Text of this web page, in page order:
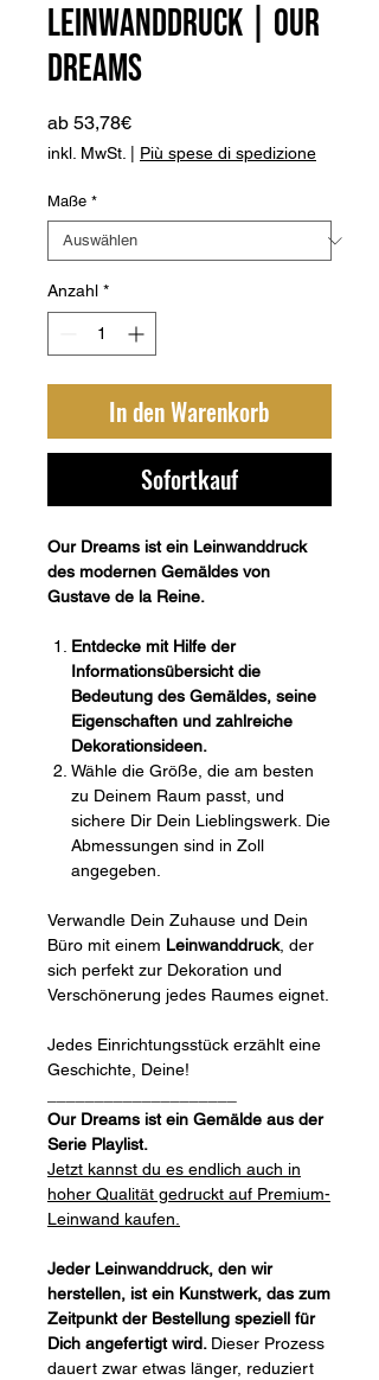
Leinwanddruck | Our
Dreams
ab 53,78€Sale-
Preis
inkl. MwSt. Più spese di spedizione
Maße *
Anzahl *
In den Warenkorb
Sofortkauf
Our Dreams ist ein Leinwanddruck
des modernen Gemäldes von
Gustave de la Reine.
Entdecke mit Hilfe der
Informationsübersicht die
Bedeutung des Gemäldes, seine
Eigenschaften und zahlreiche
Dekorationsideen.
Wähle die Größe, die am besten
zu Deinem Raum passt, und
sichere Dir Dein Lieblingswerk. Die
Abmessungen sind in Zoll
angegeben.
Verwandle Dein Zuhause und Dein
Büro mit einem Leinwanddruck, der
sich perfekt zur Dekoration und
Verschönerung jedes Raumes eignet.
Jedes Einrichtungsstück erzählt eine
Geschichte, Deine!
Our Dreams ist ein Gemälde aus der
Serie Playlist.
Jetzt kannst du es endlich auch in
hoher Qualität gedruckt auf Premium-
Leinwand kaufen.
Jeder Leinwanddruck, den wir
herstellen, ist ein Kunstwerk, das zum
Zeitpunkt der Bestellung speziell für
Dich angefertigt wird. Dieser Prozess
dauert zwar etwas länger, reduziert